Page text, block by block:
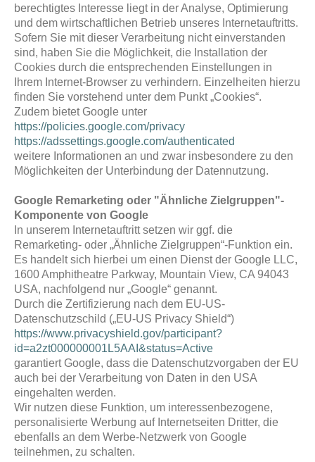
berechtigtes Interesse liegt in der Analyse, Optimierung
und dem wirtschaftlichen Betrieb unseres Internetauftritts.
Sofern Sie mit dieser Verarbeitung nicht einverstanden
sind, haben Sie die Möglichkeit, die Installation der
Cookies durch die entsprechenden Einstellungen in
Ihrem Internet-Browser zu verhindern. Einzelheiten hierzu
finden Sie vorstehend unter dem Punkt „Cookies“.
Zudem bietet Google unter
https://policies.google.com/privacy
https://adssettings.google.com/authenticated
weitere Informationen an und zwar insbesondere zu den
Möglichkeiten der Unterbindung der Datennutzung.
Google Remarketing oder "Ähnliche Zielgruppen"-
Komponente von Google
In unserem Internetauftritt setzen wir ggf. die
Remarketing- oder „Ähnliche Zielgruppen“-Funktion ein.
Es handelt sich hierbei um einen Dienst der Google LLC,
1600 Amphitheatre Parkway, Mountain View, CA 94043
USA, nachfolgend nur „Google“ genannt.
Durch die Zertifizierung nach dem EU-US-
Datenschutzschild („EU-US Privacy Shield“)
https://www.privacyshield.gov/participant?
id=a2zt000000001L5AAI&status=Active
garantiert Google, dass die Datenschutzvorgaben der EU
auch bei der Verarbeitung von Daten in den USA
eingehalten werden.
Wir nutzen diese Funktion, um interessenbezogene,
personalisierte Werbung auf Internetseiten Dritter, die
ebenfalls an dem Werbe-Netzwerk von Google
teilnehmen, zu schalten.